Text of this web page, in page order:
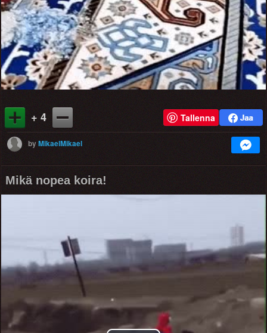
+ 4 Tallenna
byMikaelMikael
Mikä nopea koira!